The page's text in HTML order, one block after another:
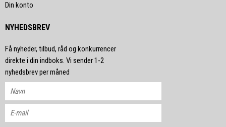
Din konto
NYHEDSBREV
Få nyheder, tilbud, råd og konkurrencer
direkte i din indboks. Vi sender 1-2
nyhedsbrev per måned